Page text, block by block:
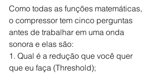
Como todas as funções matemáticas,
o compressor tem cinco perguntas
antes de trabalhar em uma onda
sonora e elas são:
1. Qual é a redução que você quer
que eu faça (Threshold);